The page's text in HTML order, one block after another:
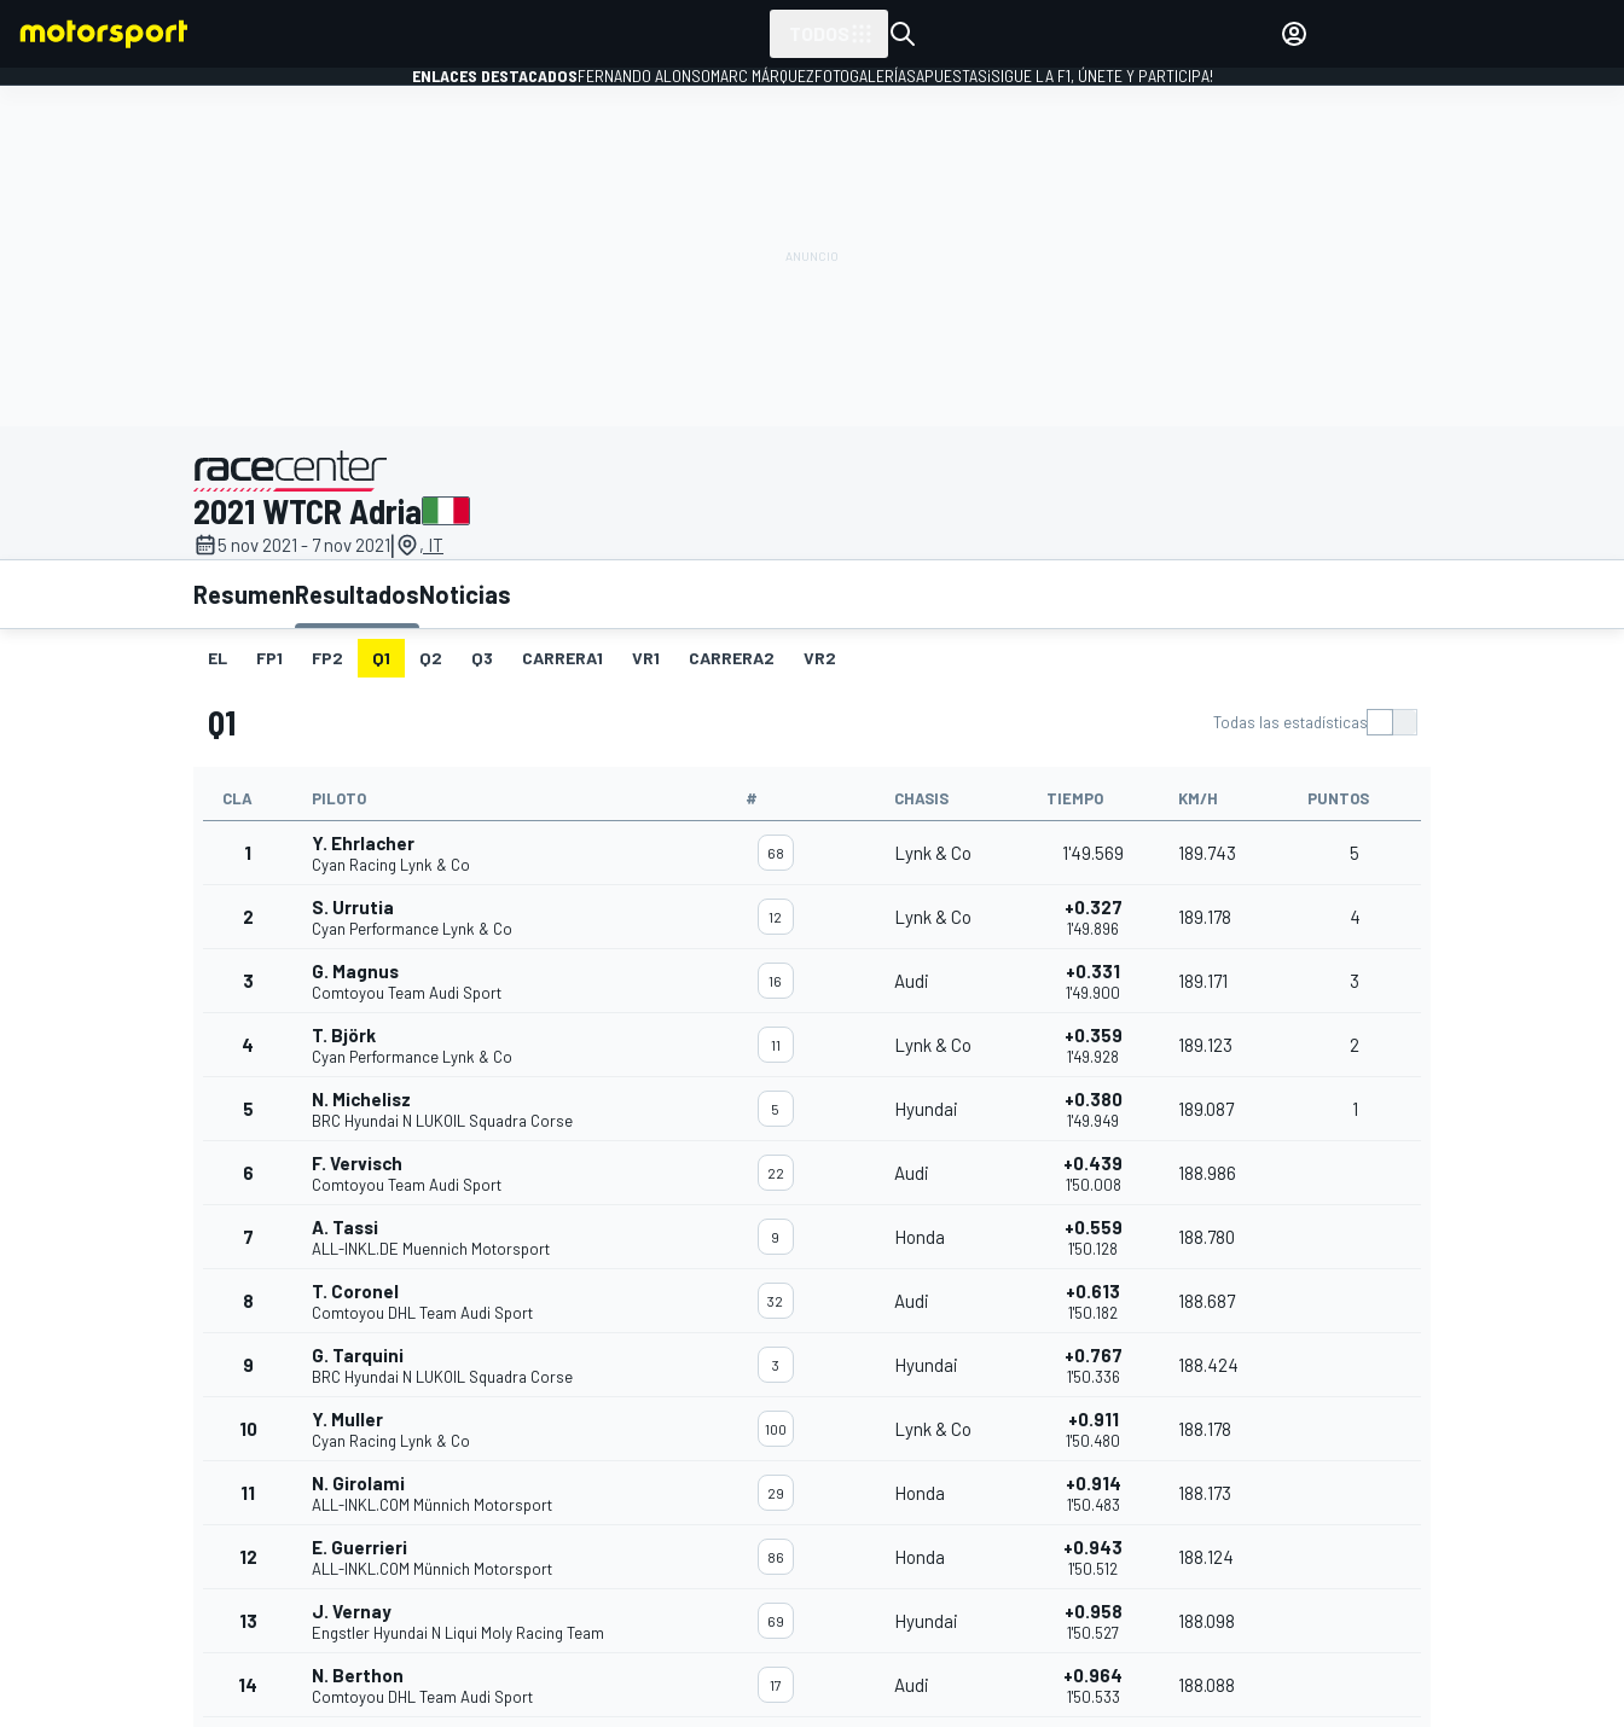
INDYCAR WRC
ENLACES DESTACADOSFERNANDO ALONSOMARC MÁRQUEZFOTOGALERÍASAPUESTAS¡SIGUE LA F1, ÚNETE Y PARTICIPA!
presentado por
2021 WTCR Adria
5 nov 2021 - 7 nov 2021| , IT
ResumenResultadosNoticias
EL FP1 FP2 Q1 Q2 Q3 CARRERA1 VR1 CARRERA2 VR2
Q1 Todas las estadísticas
CLA PILOTO # CHASIS TIEMPO KM/H PUNTOS
1 Y. Ehrlacher
Cyan Racing Lynk & Co
68 Lynk & Co 1'49.569 189.743 5
2 S. Urrutia
Cyan Performance Lynk & Co
12 Lynk & Co +0.327
1'49.896
189.178 4
3 G. Magnus
Comtoyou Team Audi Sport
16 Audi +0.331
1'49.900
189.171 3
4 T. Björk
Cyan Performance Lynk & Co
11 Lynk & Co +0.359
1'49.928
189.123 2
5 N. Michelisz
BRC Hyundai N LUKOIL Squadra Corse
5 Hyundai +0.380
1'49.949
189.087 1
6 F. Vervisch
Comtoyou Team Audi Sport
22 Audi +0.439
1'50.008
188.986
7 A. Tassi
ALL-INKL.DE Muennich Motorsport
9 Honda +0.559
1'50.128
188.780
8 T. Coronel
Comtoyou DHL Team Audi Sport
32 Audi +0.613
1'50.182
188.687
9 G. Tarquini
BRC Hyundai N LUKOIL Squadra Corse
3 Hyundai +0.767
1'50.336
188.424
10 Y. Muller
Cyan Racing Lynk & Co
100 Lynk & Co +0.911
1'50.480
188.178
11 N. Girolami
ALL-INKL.COM Münnich Motorsport
29 Honda +0.914
1'50.483
188.173
12 E. Guerrieri
ALL-INKL.COM Münnich Motorsport
86 Honda +0.943
1'50.512
188.124
13 J. Vernay
Engstler Hyundai N Liqui Moly Racing Team
69 Hyundai +0.958
1'50.527
188.098
14 N. Berthon
Comtoyou DHL Team Audi Sport
17 Audi +0.964
1'50.533
188.088